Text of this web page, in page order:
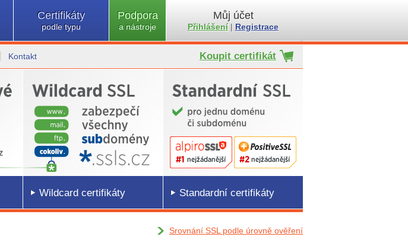
Certifikáty
podle typu
Podpora
a nástroje
Můj účet
Přihlášení| Registrace
Kontakt Koupit certifikát
Wildcard certifikáty Standardní certifikáty
Srovnání SSL podle úrovně ověření